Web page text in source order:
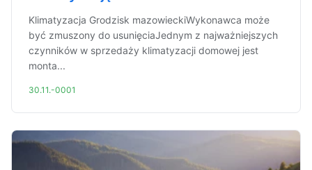
Klimatyzacja Grodzisk mazowieckiWykonawca może
być zmuszony do usunięciaJednym z najważniejszych
czynników w sprzedaży klimatyzacji domowej jest
monta...
30.11.-0001